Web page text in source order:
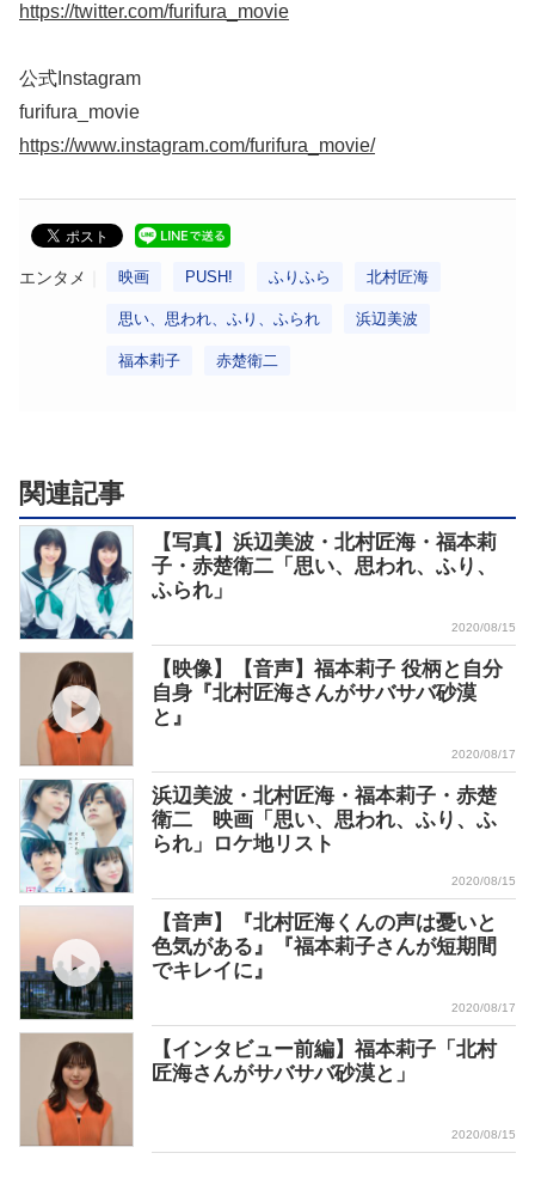
https://twitter.com/furifura_movie
公式Instagram
furifura_movie
https://www.instagram.com/furifura_movie/
エンタメ 映画 PUSH! ふりふら 北村匠海
思い、思われ、ふり、ふられ 浜辺美波
福本莉子 赤楚衛二
関連記事
【写真】浜辺美波・北村匠海・福本莉
子・赤楚衛二「思い、思われ、ふり、
ふられ」
2020/08/15
【映像】【音声】福本莉子 役柄と自分
自身『北村匠海さんがサバサバ砂漠
と』
2020/08/17
浜辺美波・北村匠海・福本莉子・赤楚
衛二 映画「思い、思われ、ふり、ふ
られ」ロケ地リスト
2020/08/15
【音声】『北村匠海くんの声は憂いと
色気がある』『福本莉子さんが短期間
でキレイに』
2020/08/17
【インタビュー前編】福本莉子「北村
匠海さんがサバサバ砂漠と」
2020/08/15